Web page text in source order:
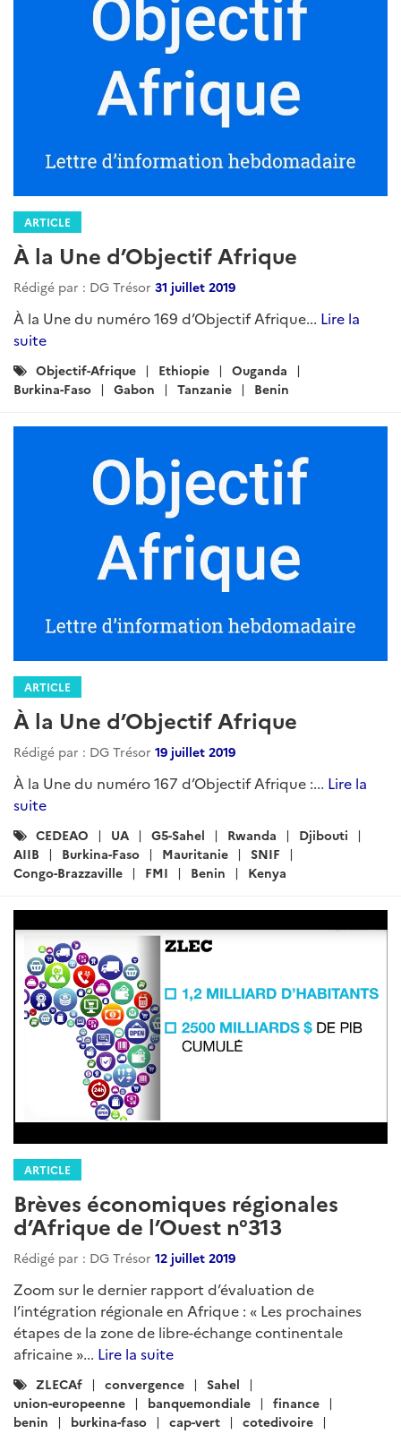
ARTICLE
À la Une d’Objectif Afrique
Rédigé par : DG Trésor 31 juillet 2019
À la Une du numéro 169 d’Objectif Afrique... Lire la
suite
Catégories
:
Objectif-Afrique Ethiopie
Ouganda
Burkina-Faso
Gabon Tanzanie Benin
ARTICLE
À la Une d’Objectif Afrique
Rédigé par : DG Trésor 19 juillet 2019
À la Une du numéro 167 d’Objectif Afrique :... Lire la
suite
Catégories
:
CEDEAO UA G5-Sahel Rwanda
Djibouti
AIIB
Burkina-Faso Mauritanie
SNIF
Congo-Brazzaville
FMI Benin Kenya
ARTICLE
Brèves économiques régionales
d’Afrique de l’Ouest n°313
Rédigé par : DG Trésor 12 juillet 2019
Zoom sur le dernier rapport d’évaluation de
l’intégration régionale en Afrique : « Les prochaines
étapes de la zone de libre-échange continentale
africaine »... Lire la suite
Catégories
:
ZLECAf convergence
Sahel
union-europeenne
banquemondiale
finance
benin
burkina-faso cap-vert
cotedivoire